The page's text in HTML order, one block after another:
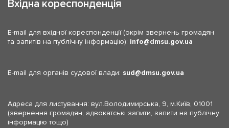
Вхідна кореспонденція
E-mail для вхідної кореспонденції (окрім звернень громадян
та запитів на публічну інформацію): info dmsu.gov.ua
E-mail для органів судової влади: sud dmsu.gov.ua
Адреса для листування: вул.Володимирська, 9, м.Київ, 01001
(звернення громадян, адвокатські запити, запити на публічну
інформацію тощо)